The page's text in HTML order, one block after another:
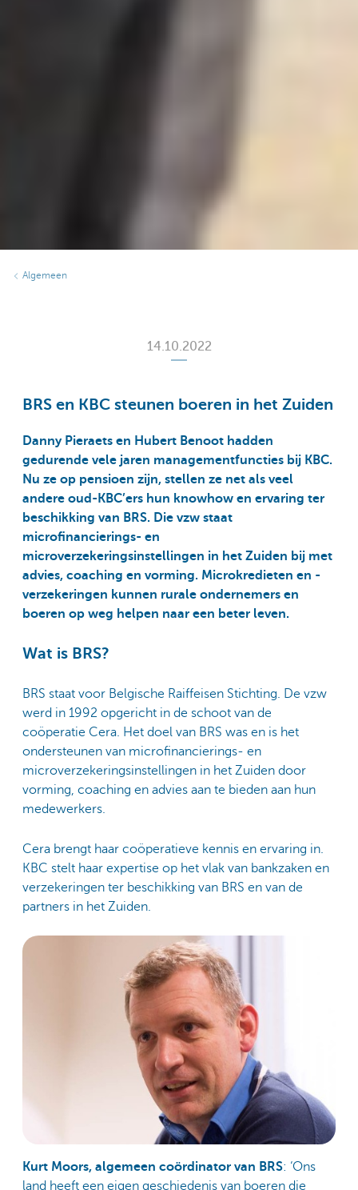
Algemeen
14.10.2022
BRS en KBC steunen boeren in het Zuiden
Danny Pieraets en Hubert Benoot hadden
gedurende vele jaren managementfuncties bij KBC.
Nu ze op pensioen zijn, stellen ze net als veel
andere oud-KBC’ers hun knowhow en ervaring ter
beschikking van BRS. Die vzw staat
microfinancierings- en
microverzekeringsinstellingen in het Zuiden bij met
advies, coaching en vorming. Microkredieten en -
verzekeringen kunnen rurale ondernemers en
boeren op weg helpen naar een beter leven.
Wat is BRS?
BRS staat voor Belgische Raiffeisen Stichting. De vzw
werd in 1992 opgericht in de schoot van de
coöperatie Cera. Het doel van BRS was en is het
ondersteunen van microfinancierings- en
microverzekeringsinstellingen in het Zuiden door
vorming, coaching en advies aan te bieden aan hun
medewerkers.
Cera brengt haar coöperatieve kennis en ervaring in.
KBC stelt haar expertise op het vlak van bankzaken en
verzekeringen ter beschikking van BRS en van de
partners in het Zuiden.
Kurt Moors, algemeen coördinator van BRS: ‘Ons
land heeft een eigen geschiedenis van boeren die